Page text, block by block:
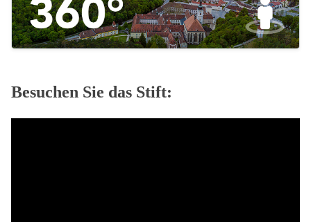
Besuchen Sie das Stift: